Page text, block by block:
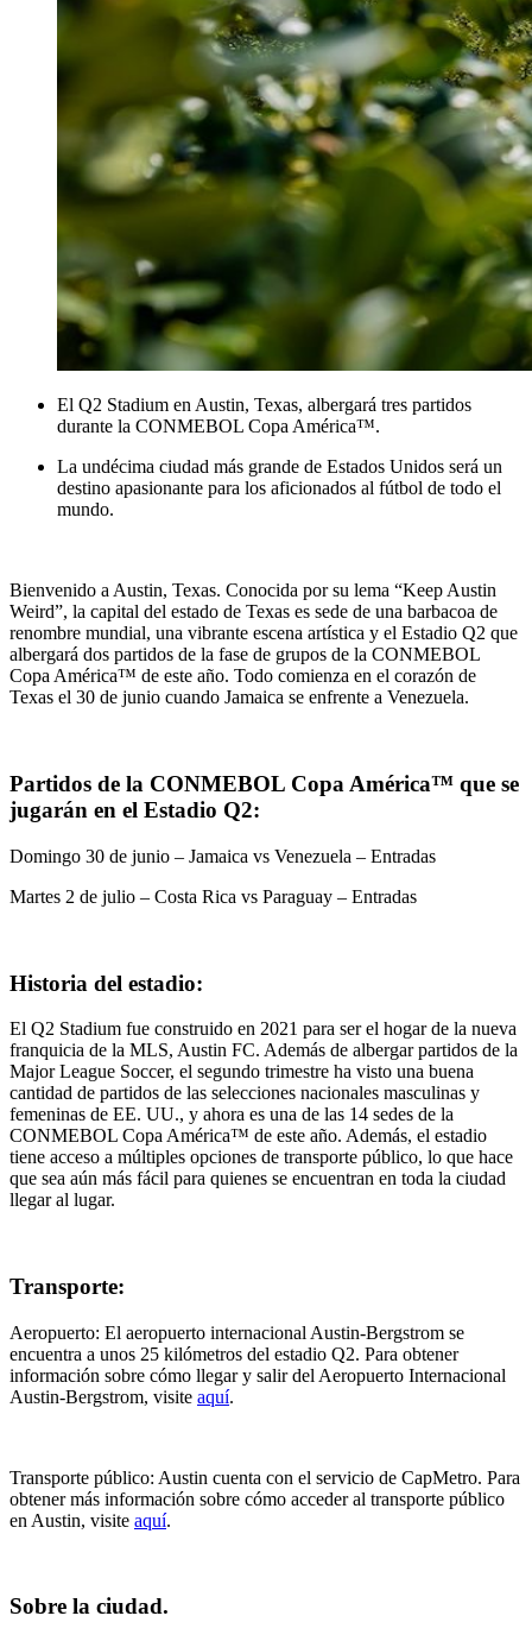
El Q2 ​​Stadium en Austin, Texas, albergará tres partidos
durante la CONMEBOL Copa América™.
La undécima ciudad más grande de Estados Unidos será un
destino apasionante para los aficionados al fútbol de todo el
mundo.
Bienvenido a Austin, Texas. Conocida por su lema “Keep Austin
Weird”, la capital del estado de Texas es sede de una barbacoa de
renombre mundial, una vibrante escena artística y el Estadio Q2 que
albergará dos partidos de la fase de grupos de la CONMEBOL
Copa América™ de este año. Todo comienza en el corazón de
Texas el 30 de junio cuando Jamaica se enfrente a Venezuela.
Partidos de la CONMEBOL Copa América™ que se
jugarán en el Estadio Q2:
Domingo 30 de junio – Jamaica vs Venezuela – Entradas
Martes 2 de julio – Costa Rica vs Paraguay – Entradas
Historia del estadio:
El Q2 ​​Stadium fue construido en 2021 para ser el hogar de la nueva
franquicia de la MLS, Austin FC. Además de albergar partidos de la
Major League Soccer, el segundo trimestre ha visto una buena
cantidad de partidos de las selecciones nacionales masculinas y
femeninas de EE. UU., y ahora es una de las 14 sedes de la
CONMEBOL Copa América™ de este año. Además, el estadio
tiene acceso a múltiples opciones de transporte público, lo que hace
que sea aún más fácil para quienes se encuentran en toda la ciudad
llegar al lugar.
Transporte:
Aeropuerto: El aeropuerto internacional Austin-Bergstrom se
encuentra a unos 25 kilómetros del estadio Q2. Para obtener
información sobre cómo llegar y salir del Aeropuerto Internacional
Austin-Bergstrom, visite aquí.
Transporte público: Austin cuenta con el servicio de CapMetro. Para
obtener más información sobre cómo acceder al transporte público
en Austin, visite aquí.
Sobre la ciudad.